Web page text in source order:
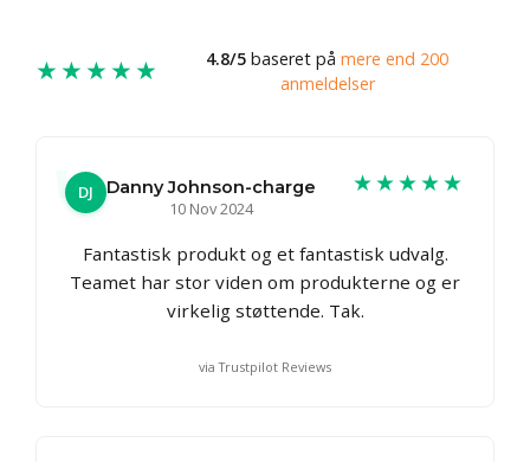
★★★★★ 4.8/5 baseret på mere end 200
anmeldelser
DJ
Danny Johnson-charge
10 Nov 2024
★★★★★
Fantastisk produkt og et fantastisk udvalg.
Teamet har stor viden om produkterne og er
virkelig støttende. Tak.
via Trustpilot Reviews